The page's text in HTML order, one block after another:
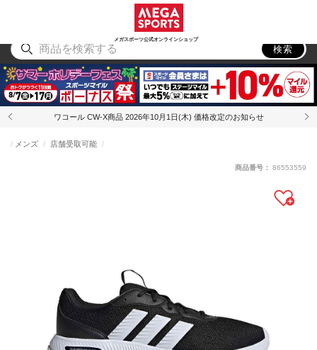
メガスポーツ公式オンラインショップ
アウトドア
検索
ワコール CW-X商品 2026年10月1日(木) 価格改定のお知らせ
メンズ 店舗受取可能
商品番号： 86553559